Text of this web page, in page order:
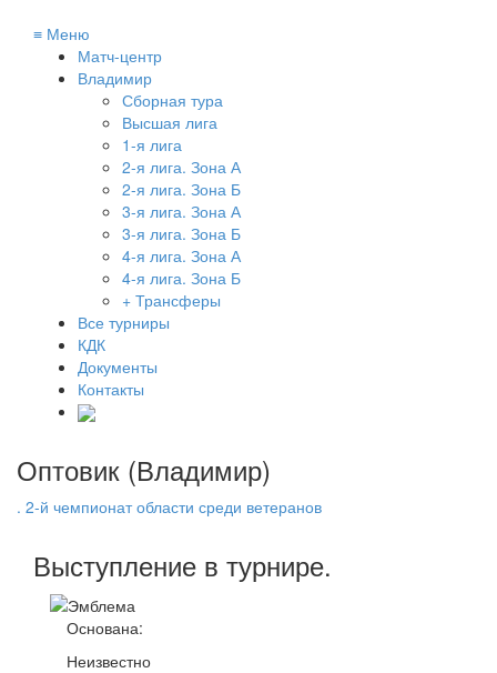
≡ Меню
Матч-центр
Владимир
Сборная тура
Высшая лига
1-я лига
2-я лига. Зона А
2-я лига. Зона Б
3-я лига. Зона А
3-я лига. Зона Б
4-я лига. Зона А
4-я лига. Зона Б
+ Трансферы
Все турниры
КДК
Документы
Контакты
Оптовик (Владимир)
. 2-й чемпионат области среди ветеранов
Выступление в турнире.
Основана:
Неизвестно